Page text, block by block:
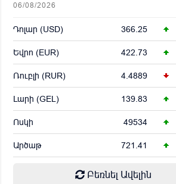
06/08/2026
Դոլար (USD) 366.25
Եվրո (EUR) 422.73
Ռուբլի (RUR) 4.4889
Լարի (GEL) 139.83
Ոսկի 49534
Արծաթ 721.41
Բեռնել Ավելին